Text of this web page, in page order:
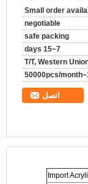
Small order
negotiable
safe packing
7~15 days
T/T, Western
اتصل
Import